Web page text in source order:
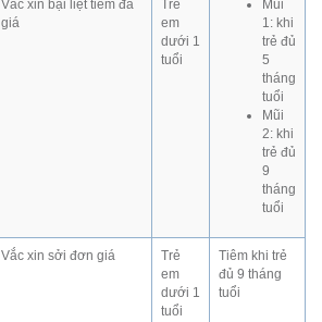
Vắc xin bại liệt tiêm đa
giá
Trẻ
em
dưới 1
tuổi
Mũi
1: khi
trẻ đủ
5
tháng
tuổi
Mũi
2: khi
trẻ đủ
9
tháng
tuổi
Vắc xin sởi đơn giá
Trẻ
em
dưới 1
tuổi
Tiêm khi trẻ
đủ 9 tháng
tuổi